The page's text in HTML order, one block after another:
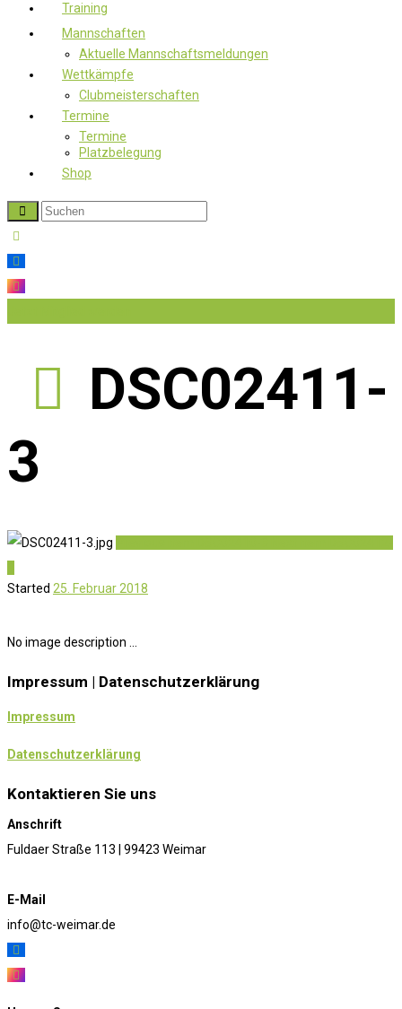
Training
Mannschaften
Aktuelle Mannschaftsmeldungen
Wettkämpfe
Clubmeisterschaften
Termine
Termine
Platzbelegung
Shop
DSC02411-
3
Started 25. Februar 2018
No image description ...
Impressum | Datenschutzerklärung
Impressum
Datenschutzerklärung
Kontaktieren Sie uns
Anschrift
Fuldaer Straße 113 | 99423 Weimar
E-Mail
info@tc-weimar.de